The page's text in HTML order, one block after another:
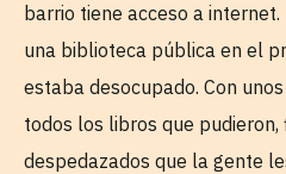
barrio tiene acceso a
una biblioteca pública en el
estaba desocupado. Con
todos los libros que
despedazados que la gente